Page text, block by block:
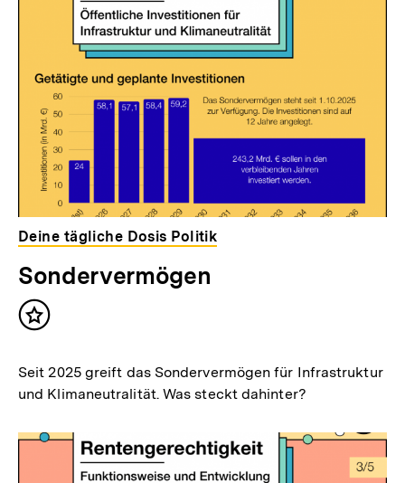
Deine tägliche Dosis Politik
Sondervermögen
Inhalt
Seit 2025 greift das Sondervermögen für Infrastruktur
und Klimaneutralität. Was steckt dahinter?